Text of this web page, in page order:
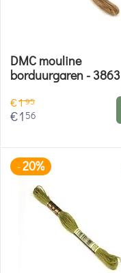
DMC mouline
borduurgaren - 3863
€195
€1 56
-20%